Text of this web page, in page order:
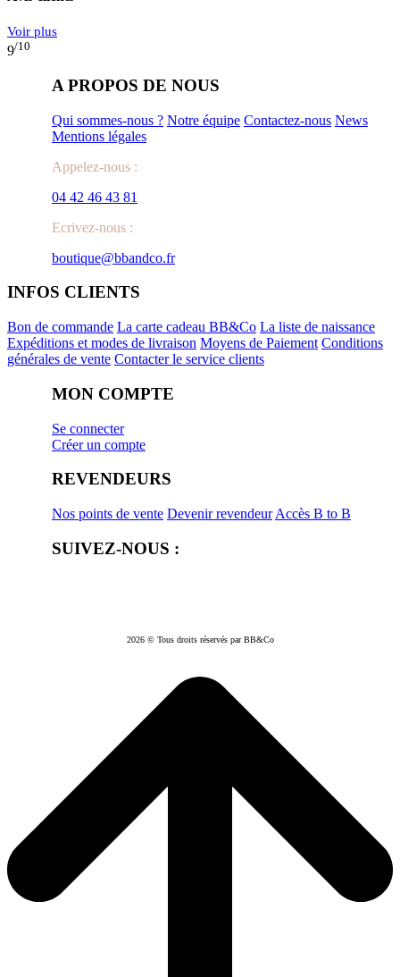
Voir plus
9/10
A PROPOS DE NOUS
Qui sommes-nous ? Notre équipe Contactez-nous News
Mentions légales
Appelez-nous :
04 42 46 43 81
Ecrivez-nous :
boutique@bbandco.fr
INFOS CLIENTS
Bon de commande La carte cadeau BB&Co La liste de naissance
Expéditions et modes de livraison Moyens de Paiement Conditions
générales de vente Contacter le service clients
MON COMPTE
Se connecter
Créer un compte
REVENDEURS
Nos points de vente Devenir revendeur Accès B to B
SUIVEZ-NOUS :
2026 © Tous droits réservés par BB&Co